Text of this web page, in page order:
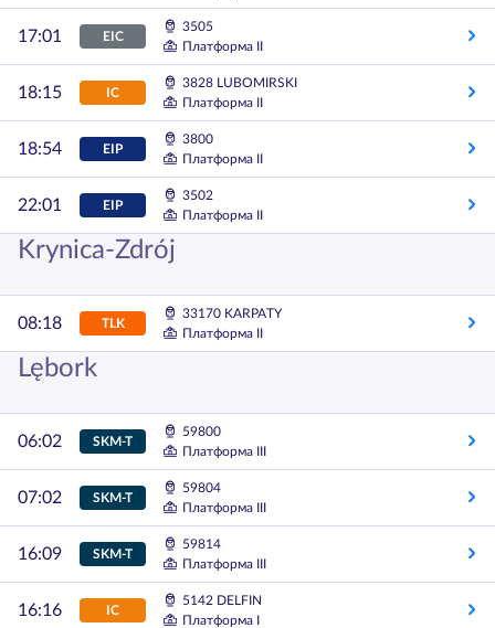
17:01 EIC
3505
Платформа II
18:15 IC
3828 LUBOMIRSKI
Платформа II
18:54 EIP
3800
Платформа II
22:01 EIP
3502
Платформа II
Krynica-Zdrój
08:18 TLK
33170 KARPATY
Платформа II
Lębork
06:02 SKM-T
59800
Платформа III
07:02 SKM-T
59804
Платформа III
16:09 SKM-T
59814
Платформа III
16:16 IC
5142 DELFIN
Платформа I